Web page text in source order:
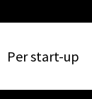
Perstart-up